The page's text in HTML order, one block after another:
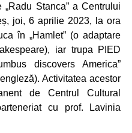
Stanca” a Centrului
joi, 6 aprilie 2023, la ora
în „Hamlet” (o adaptare
iar trupa PIED
discovers America”
Activitatea acestor
de Centrul Cultural
cu prof. Lavinia